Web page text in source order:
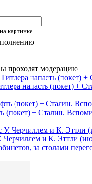
картинке
проходят модерацию
напасть (покет) +
(покет) + Сталин.
и К. Эттли
за столами